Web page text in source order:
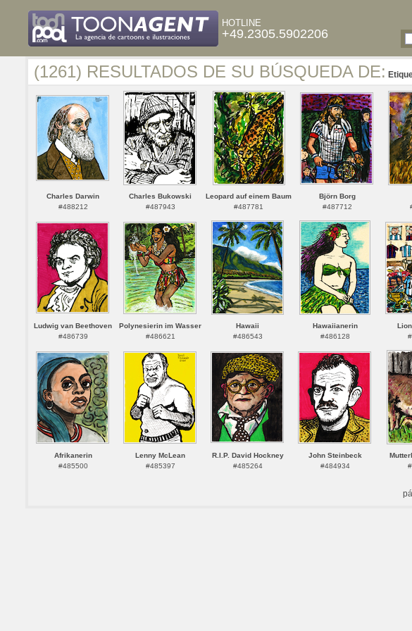
HOTLINE
+49.2305.5902206
(1261) RESULTADOS DE SU BÚSQUEDA DE:
Charles Darwin
#488212
Charles Bukowski
#487943
Leopard auf einem Baum
#487781
Björn Borg
#487712
Ludwig van Beethoven
#486739
Polynesierin im Wasser
#486621
Hawaii
#486543
Hawaiianerin
#486128
Afrikanerin
#485500
Lenny McLean
#485397
R.I.P. David Hockney
#485264
John Steinbeck
#484934